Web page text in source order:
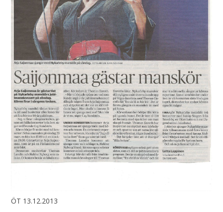
ÖT 13.12.2013